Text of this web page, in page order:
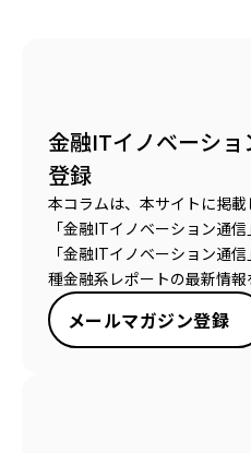
金融ITイノベーショ
登録
本コラムは、本サイトに掲
「金融ITイノベーション通
「金融ITイノベーション通
種金融系レポートの最新情報
メールマガジン登録